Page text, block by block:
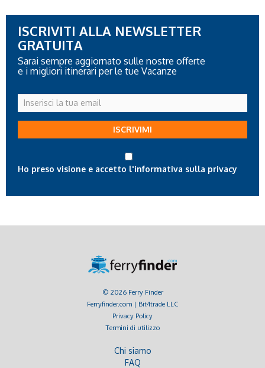
ISCRIVITI ALLA NEWSLETTER
GRATUITA
Sarai sempre aggiornato sulle nostre offerte
e i migliori itinerari per le tue Vacanze
Inserisci
la
tua
ISCRIVIMI
Ho preso visione e accetto l'informativa sulla privacy
© 2026 Ferry Finder
Ferryfinder.com | Bit4trade LLC
Privacy Policy
Termini di utilizzo
Chi siamo
FAQ